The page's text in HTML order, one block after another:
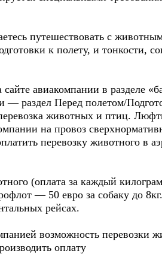
путешествовать с
к полету, и тонкости,
авиакомпании в разделе
раздел Перед полетом/
животных и птиц.
на провоз
перевозку животного в
(оплата за каждый
— 50 евро за собаку до
рейсах.
возможность перевозки
оплату